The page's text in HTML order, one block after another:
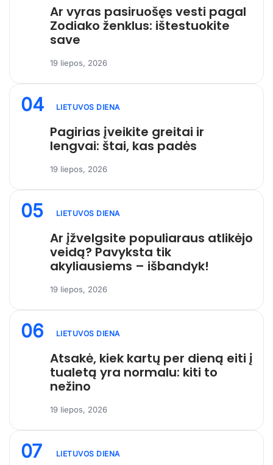
Ar vyras pasiruošęs vesti pagal
Zodiako ženklus: ištestuokite
save
19 liepos, 2026
04 LIETUVOS DIENA
Pagirias įveikite greitai ir
lengvai: štai, kas padės
19 liepos, 2026
05 LIETUVOS DIENA
Ar įžvelgsite populiaraus atlikėjo
veidą? Pavyksta tik
akyliausiems – išbandyk!
19 liepos, 2026
06 LIETUVOS DIENA
Atsakė, kiek kartų per dieną eiti į
tualetą yra normalu: kiti to
nežino
19 liepos, 2026
07 LIETUVOS DIENA